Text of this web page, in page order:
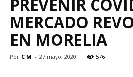
PREVENIR
MERCADO
EN MORELIA
Por C M - 27 mayo, 2020 576